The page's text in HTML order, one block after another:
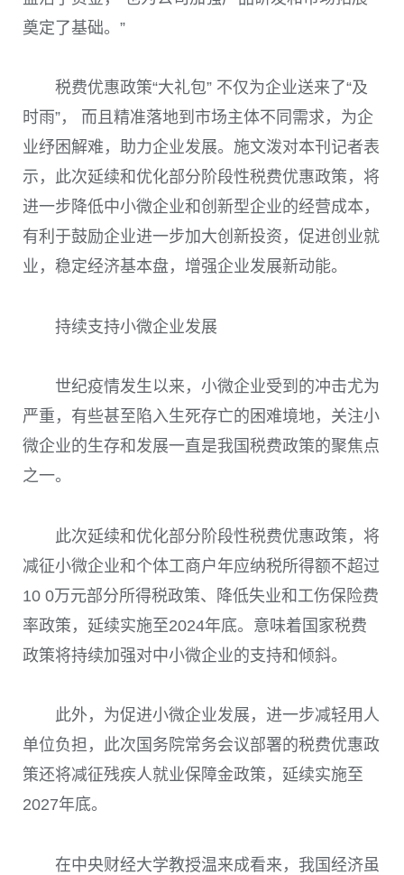
奠定了基础。”
税费优惠政策“大礼包” 不仅为企业送来了“及
时雨”， 而且精准落地到市场主体不同需求，为企
业纾困解难，助力企业发展。施文泼对本刊记者表
示，此次延续和优化部分阶段性税费优惠政策，将
进一步降低中小微企业和创新型企业的经营成本，
有利于鼓励企业进一步加大创新投资，促进创业就
业，稳定经济基本盘，增强企业发展新动能。
持续支持小微企业发展
世纪疫情发生以来，小微企业受到的冲击尤为
严重，有些甚至陷入生死存亡的困难境地，关注小
微企业的生存和发展一直是我国税费政策的聚焦点
之一。
此次延续和优化部分阶段性税费优惠政策，将
减征小微企业和个体工商户年应纳税所得额不超过
10 0万元部分所得税政策、降低失业和工伤保险费
率政策，延续实施至2024年底。意味着国家税费
政策将持续加强对中小微企业的支持和倾斜。
此外，为促进小微企业发展，进一步减轻用人
单位负担，此次国务院常务会议部署的税费优惠政
策还将减征残疾人就业保障金政策，延续实施至
2027年底。
在中央财经大学教授温来成看来，我国经济虽